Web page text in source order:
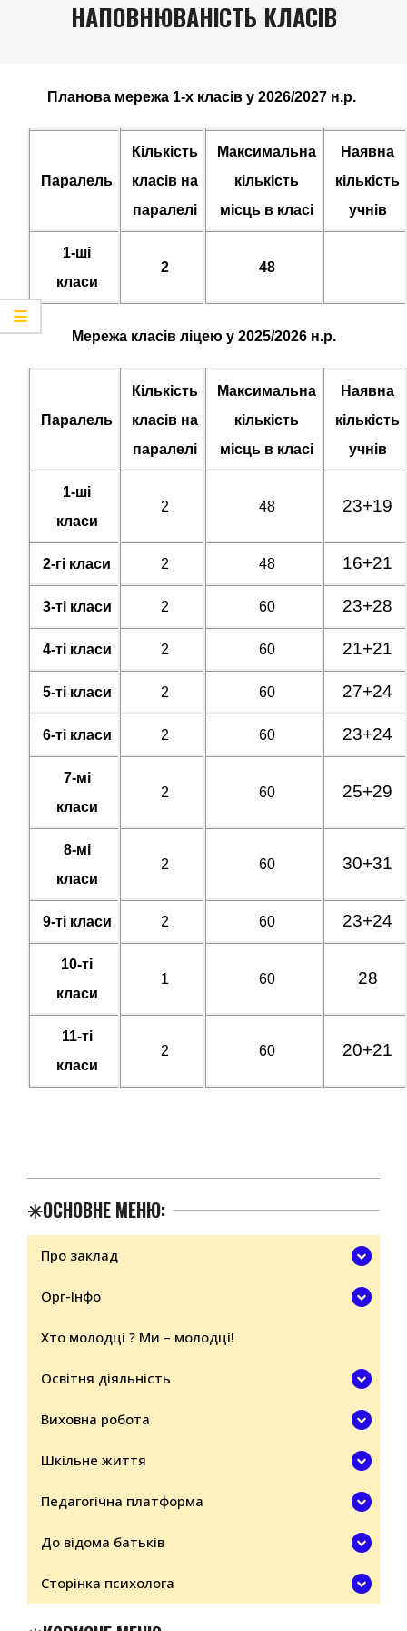
NavigationНАПОВНЮВАНІСТЬ КЛАСІВ
Планова мережа 1-х класів у 2026/2027 н.р.
Паралель
Кількість
класів на
паралелі
Максимальна
кількість
місць в класі
Наявна
кількість
учнів
1-ші
класи
2 48
Мережа класів ліцею у 2025/2026 н.р.
Паралель
Кількість
класів на
паралелі
Максимальна
кількість
місць в класі
Наявна
кількість
учнів
1-ші
класи
2 48 23+19
2-гі класи 2 48 16+21
3-ті класи 2 60 23+28
4-ті класи 2 60 21+21
5-ті класи 2 60 27+24
6-ті класи 2 60 23+24
7-мі
класи
2 60 25+29
8-мі
класи
2 60 30+31
9-ті класи 2 60 23+24
10-ті
класи
1 60 28
11-ті
класи
2 60 20+21
07-
09
✳️ОСНОВНЕ МЕНЮ:
Про заклад
Орг-Інфо
Хто молодці ? Ми – молодці!
Освітня діяльність
Виховна робота
Шкільне життя
Педагогічна платформа
До відома батьків
Сторінка психолога